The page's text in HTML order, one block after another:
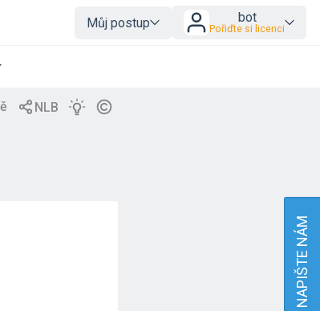
Můj postup bot
Pořiďte si licenci
NAPIŠTE NÁM